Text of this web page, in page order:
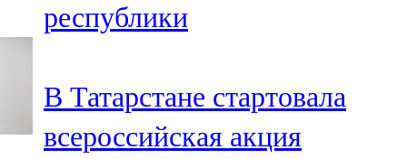
республики
В Татарстане стартовала
всероссийская акция